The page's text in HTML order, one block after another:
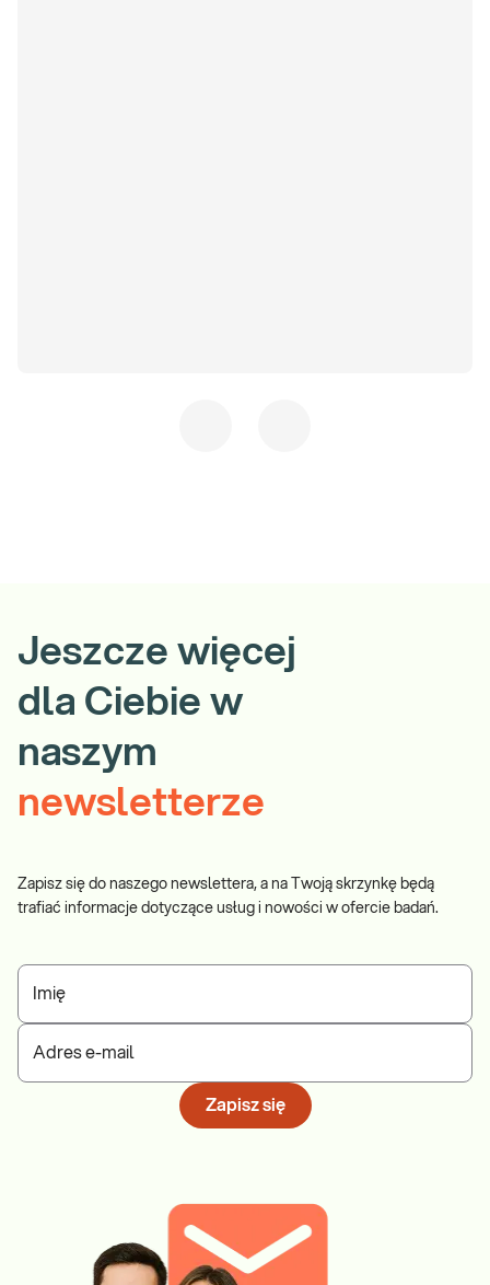
Jeszcze więcej
dla Ciebie w
naszym
newsletterze
Zapisz się do naszego newslettera, a na Twoją skrzynkę będą
trafiać informacje dotyczące usług i nowości w ofercie badań.
Imię
Adres e-mail
Zapisz się